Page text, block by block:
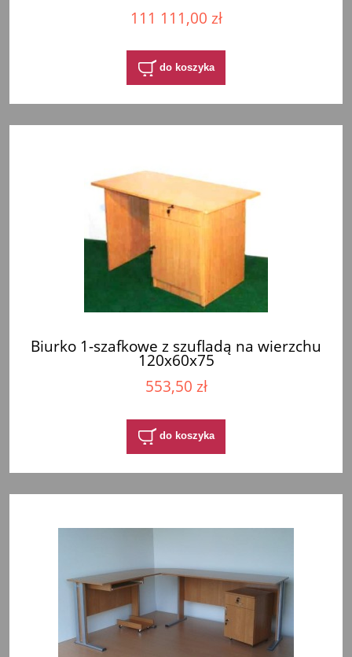
111 111,00 zł
do koszyka
Biurko 1-szafkowe z szufladą na wierzchu
120x60x75
553,50 zł
do koszyka